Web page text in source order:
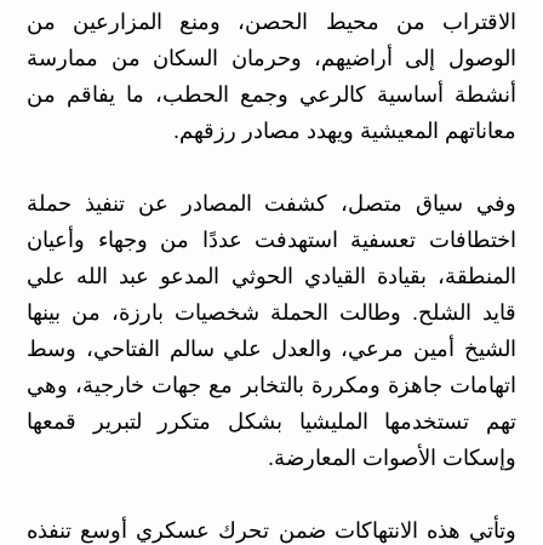
الاقتراب من محيط الحصن، ومنع المزارعين من
الوصول إلى أراضيهم، وحرمان السكان من ممارسة
أنشطة أساسية كالرعي وجمع الحطب، ما يفاقم من
معاناتهم المعيشية ويهدد مصادر رزقهم.
وفي سياق متصل، كشفت المصادر عن تنفيذ حملة
اختطافات تعسفية استهدفت عددًا من وجهاء وأعيان
المنطقة، بقيادة القيادي الحوثي المدعو عبد الله علي
قايد الشلح. وطالت الحملة شخصيات بارزة، من بينها
الشيخ أمين مرعي، والعدل علي سالم الفتاحي، وسط
اتهامات جاهزة ومكررة بالتخابر مع جهات خارجية، وهي
تهم تستخدمها المليشيا بشكل متكرر لتبرير قمعها
وإسكات الأصوات المعارضة.
وتأتي هذه الانتهاكات ضمن تحرك عسكري أوسع تنفذه